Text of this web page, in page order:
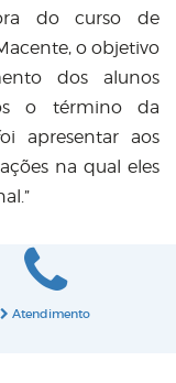
do curso de
o objetivo
dos alunos
o término da
apresentar aos
na qual eles
Atendimento